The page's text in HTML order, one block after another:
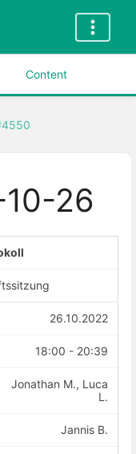
Content
26
26.10.2022
18:00 - 20:39
Jonathan M., Luca
L.
Jannis B.